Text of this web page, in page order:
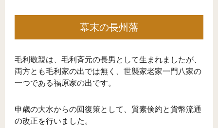
幕末の長州藩
毛利敬親は、毛利斉元の長男として生まれましたが、
両方とも毛利家の出では無く、世襲家老家一門八家の
一つである福原家の出です。
申歳の大水からの回復策として、質素倹約と貨幣流通
の改正を行いました。